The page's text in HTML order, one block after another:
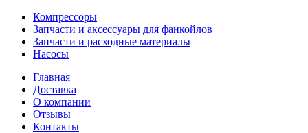
Компрессоры
Запчасти и аксессуары для фанкойлов
Запчасти и расходные материалы
Насосы
Главная
Доставка
О компании
Отзывы
Контакты